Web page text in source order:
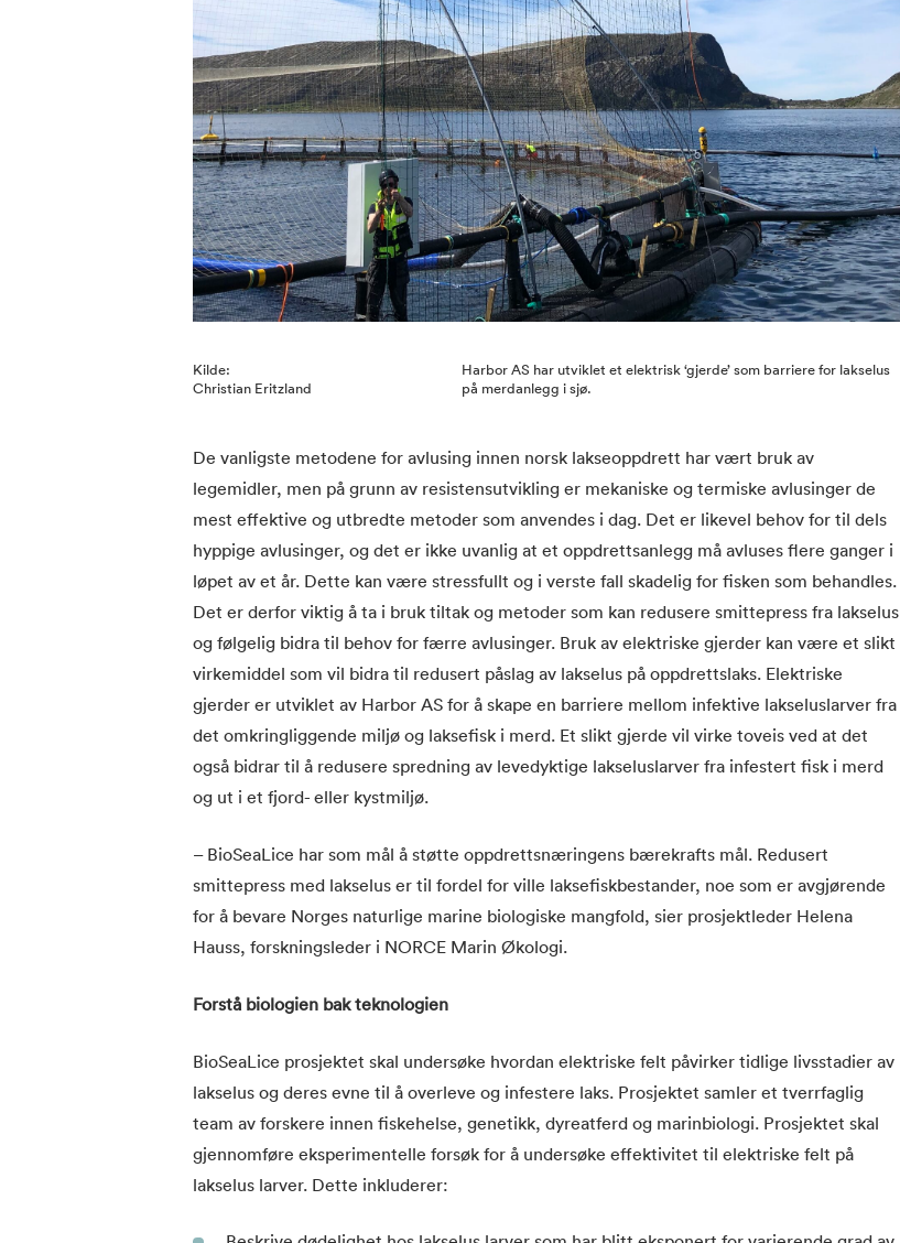
Kilde:
Christian Eritzland
Harbor AS har utviklet et elektrisk ‘gjerde’ som barriere for lakselus
på merdanlegg i sjø.
De vanligste metodene for avlusing innen norsk lakseoppdrett har vært bruk av
legemidler, men på grunn av resistensutvikling er mekaniske og termiske avlusinger de
mest effektive og utbredte metoder som anvendes i dag. Det er likevel behov for til dels
hyppige avlusinger, og det er ikke uvanlig at et oppdrettsanlegg må avluses flere ganger i
løpet av et år. Dette kan være stressfullt og i verste fall skadelig for fisken som behandles.
Det er derfor viktig å ta i bruk tiltak og metoder som kan redusere smittepress fra lakselus
og følgelig bidra til behov for færre avlusinger. Bruk av elektriske gjerder kan være et slikt
virkemiddel som vil bidra til redusert påslag av lakselus på oppdrettslaks. Elektriske
gjerder er utviklet av Harbor AS for å skape en barriere mellom infektive lakseluslarver fra
det omkringliggende miljø og laksefisk i merd. Et slikt gjerde vil virke toveis ved at det
også bidrar til å redusere spredning av levedyktige lakseluslarver fra infestert fisk i merd
og ut i et fjord- eller kystmiljø.
– BioSeaLice har som mål å støtte oppdrettsnæringens bærekrafts mål. Redusert
smittepress med lakselus er til fordel for ville laksefiskbestander, noe som er avgjørende
for å bevare Norges naturlige marine biologiske mangfold, sier prosjektleder Helena
Hauss, forskningsleder i NORCE Marin Økologi.
Forstå biologien bak teknologien
BioSeaLice prosjektet skal undersøke hvordan elektriske felt påvirker tidlige livsstadier av
lakselus og deres evne til å overleve og infestere laks. Prosjektet samler et tverrfaglig
team av forskere innen fiskehelse, genetikk, dyreatferd og marinbiologi. Prosjektet skal
gjennomføre eksperimentelle forsøk for å undersøke effektivitet til elektriske felt på
lakselus larver. Dette inkluderer: